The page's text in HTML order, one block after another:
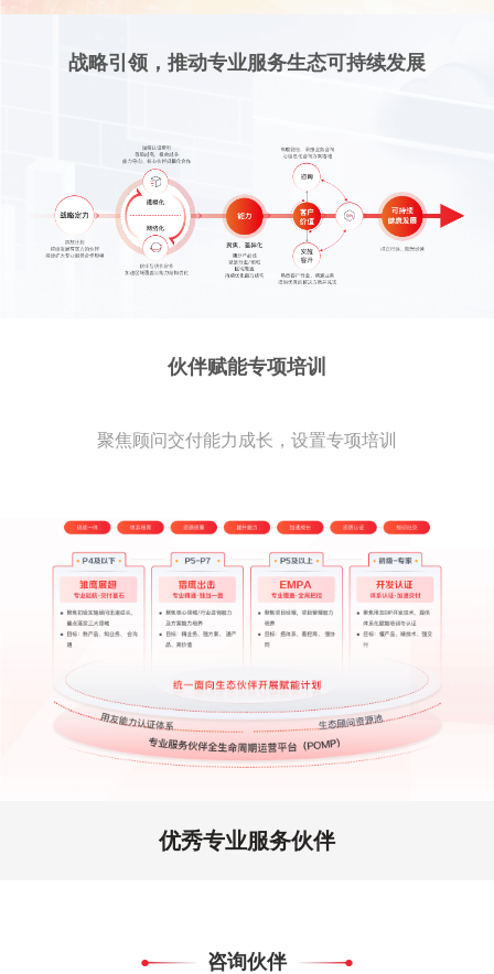
战略引领，推动专业服务生态可持续发展
伙伴赋能专项培训
聚焦顾问交付能力成长，设置专项培训
优秀专业服务伙伴
咨询伙伴